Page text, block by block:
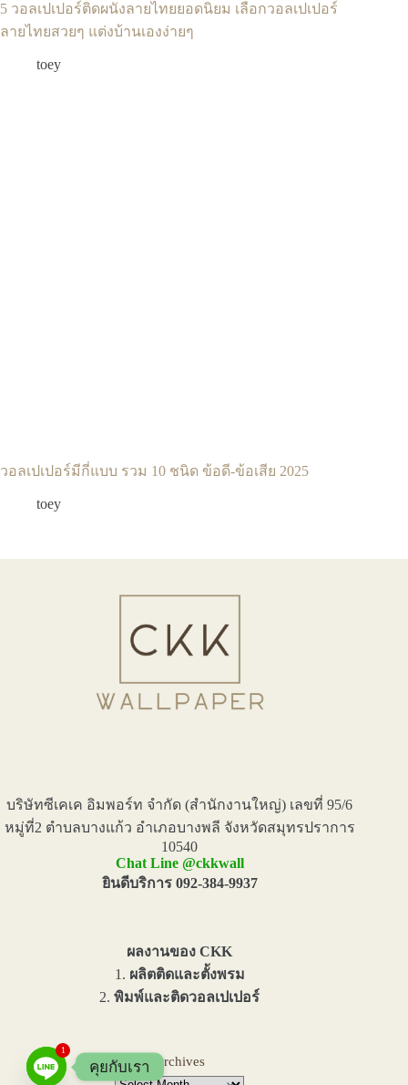
5 วอลเปเปอร์ติดผนังลายไทยยอดนิยม เลือกวอลเปเปอร์
ลายไทยสวยๆ แต่งบ้านเองง่ายๆ
toey
วอลเปเปอร์มีกี่แบบ รวม 10 ชนิด ข้อดี-ข้อเสีย 2025
toey
บริษัทซีเคเค อิมพอร์ท จำกัด (สำนักงานใหญ่) เลขที่ 95/6
หมู่ที่2 ตำบลบางแก้ว อำเภอบางพลี จังหวัดสมุทรปราการ
10540
Chat Line @ckkwall
ยินดีบริการ 092-384-9937
ผลงานของ CKK
1. ผลิตติดและตั้งพรม
2.พิมพ์และติดวอลเปเปอร์
Archives
1
คุยกับเรา